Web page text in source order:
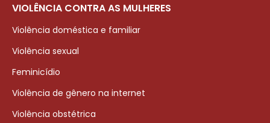
VIOLÊNCIA CONTRA AS MULHERES
Violência doméstica e familiar
Violência sexual
Feminicídio
Violência de gênero na internet
Violência obstétrica